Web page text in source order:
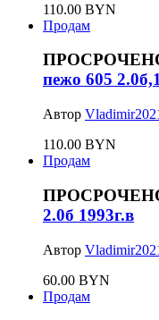
110.00 BYN
Продам
пежо 605
Автор
110.00 BYN
Продам
2.0б 1993г.в
Автор
60.00 BYN
Продам